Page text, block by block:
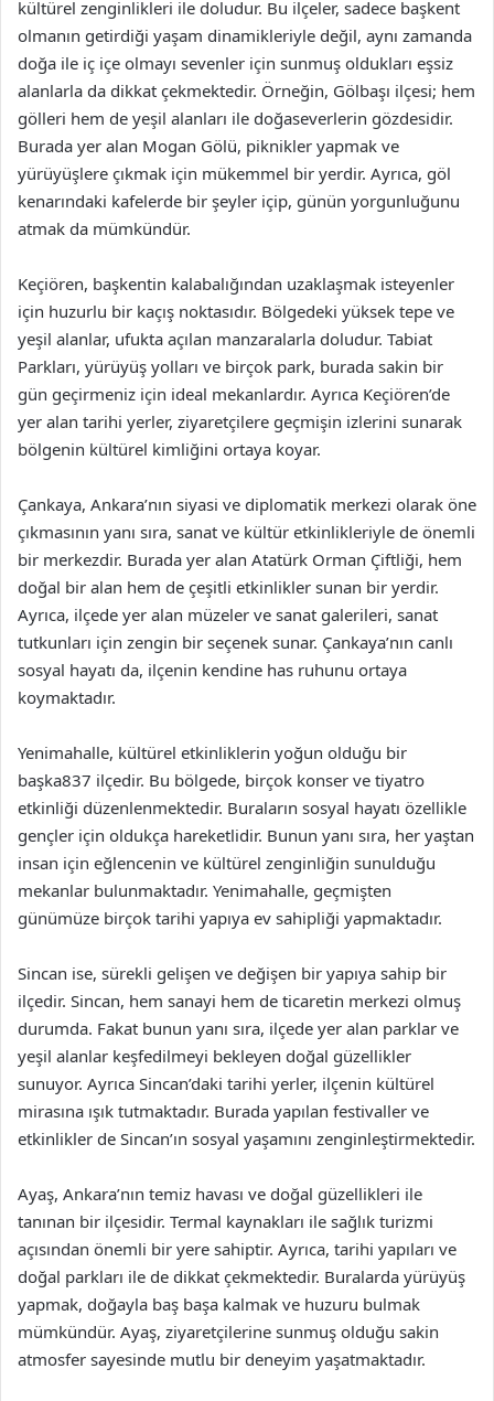
kültürel zenginlikleri ile doludur. Bu ilçeler, sadece başkent
olmanın getirdiği yaşam dinamikleriyle değil, aynı zamanda
doğa ile iç içe olmayı sevenler için sunmuş oldukları eşsiz
alanlarla da dikkat çekmektedir. Örneğin, Gölbaşı ilçesi; hem
gölleri hem de yeşil alanları ile doğaseverlerin gözdesidir.
Burada yer alan Mogan Gölü, piknikler yapmak ve
yürüyüşlere çıkmak için mükemmel bir yerdir. Ayrıca, göl
kenarındaki kafelerde bir şeyler içip, günün yorgunluğunu
atmak da mümkündür.
Keçiören, başkentin kalabalığından uzaklaşmak isteyenler
için huzurlu bir kaçış noktasıdır. Bölgedeki yüksek tepe ve
yeşil alanlar, ufukta açılan manzaralarla doludur. Tabiat
Parkları, yürüyüş yolları ve birçok park, burada sakin bir
gün geçirmeniz için ideal mekanlardır. Ayrıca Keçiören’de
yer alan tarihi yerler, ziyaretçilere geçmişin izlerini sunarak
bölgenin kültürel kimliğini ortaya koyar.
Çankaya, Ankara’nın siyasi ve diplomatik merkezi olarak öne
çıkmasının yanı sıra, sanat ve kültür etkinlikleriyle de önemli
bir merkezdir. Burada yer alan Atatürk Orman Çiftliği, hem
doğal bir alan hem de çeşitli etkinlikler sunan bir yerdir.
Ayrıca, ilçede yer alan müzeler ve sanat galerileri, sanat
tutkunları için zengin bir seçenek sunar. Çankaya’nın canlı
sosyal hayatı da, ilçenin kendine has ruhunu ortaya
koymaktadır.
Yenimahalle, kültürel etkinliklerin yoğun olduğu bir
başka837 ilçedir. Bu bölgede, birçok konser ve tiyatro
etkinliği düzenlenmektedir. Buraların sosyal hayatı özellikle
gençler için oldukça hareketlidir. Bunun yanı sıra, her yaştan
insan için eğlencenin ve kültürel zenginliğin sunulduğu
mekanlar bulunmaktadır. Yenimahalle, geçmişten
günümüze birçok tarihi yapıya ev sahipliği yapmaktadır.
Sincan ise, sürekli gelişen ve değişen bir yapıya sahip bir
ilçedir. Sincan, hem sanayi hem de ticaretin merkezi olmuş
durumda. Fakat bunun yanı sıra, ilçede yer alan parklar ve
yeşil alanlar keşfedilmeyi bekleyen doğal güzellikler
sunuyor. Ayrıca Sincan’daki tarihi yerler, ilçenin kültürel
mirasına ışık tutmaktadır. Burada yapılan festivaller ve
etkinlikler de Sincan’ın sosyal yaşamını zenginleştirmektedir.
Ayaş, Ankara’nın temiz havası ve doğal güzellikleri ile
tanınan bir ilçesidir. Termal kaynakları ile sağlık turizmi
açısından önemli bir yere sahiptir. Ayrıca, tarihi yapıları ve
doğal parkları ile de dikkat çekmektedir. Buralarda yürüyüş
yapmak, doğayla baş başa kalmak ve huzuru bulmak
mümkündür. Ayaş, ziyaretçilerine sunmuş olduğu sakin
atmosfer sayesinde mutlu bir deneyim yaşatmaktadır.